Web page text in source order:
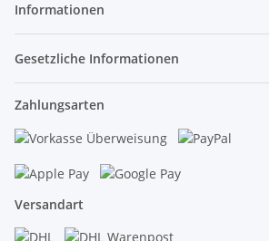
Informationen
Gesetzliche Informationen
Zahlungsarten
Versandart